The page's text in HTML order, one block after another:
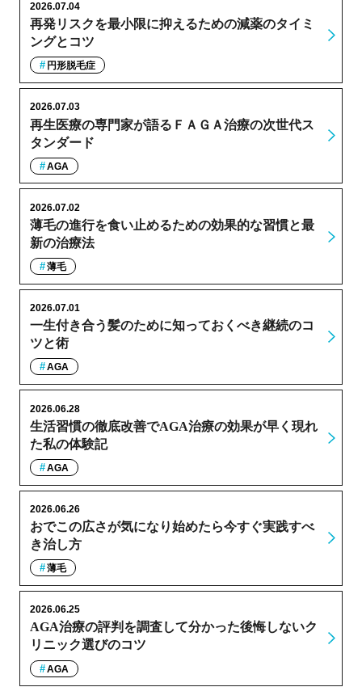
再発リスクを最小限に抑えるための減薬のタイミ
ングとコツ
2026.07.04
円形脱毛症
再生医療の専門家が語るＦＡＧＡ治療の次世代ス
タンダード
2026.07.03
AGA
薄毛の進行を食い止めるための効果的な習慣と最
新の治療法
2026.07.02
薄毛
一生付き合う髪のために知っておくべき継続のコ
ツと術
2026.07.01
AGA
生活習慣の徹底改善でAGA治療の効果が早く現れ
た私の体験記
2026.06.28
AGA
おでこの広さが気になり始めたら今すぐ実践すべ
き治し方
2026.06.26
薄毛
AGA治療の評判を調査して分かった後悔しないク
リニック選びのコツ
2026.06.25
AGA